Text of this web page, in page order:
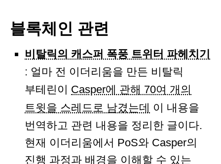
블록체인 관련
비탈릭의 캐스퍼 폭풍 트위터 파헤치기
: 얼마 전 이더리움을 만든 비탈릭
부테린이 Casper에 관해 70여 개의
트윗을 스레드로 남겼는데 이 내용을
번역하고 관련 내용을 정리한 글이다.
현재 이더리움에서 PoS와 Casper의
진행 과정과 배경을 이해할 수 있는